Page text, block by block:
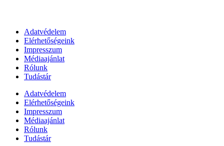
Adatvédelem
Elérhetőségeink
Impresszum
Médiaajánlat
Rólunk
Tudástár
Adatvédelem
Elérhetőségeink
Impresszum
Médiaajánlat
Rólunk
Tudástár